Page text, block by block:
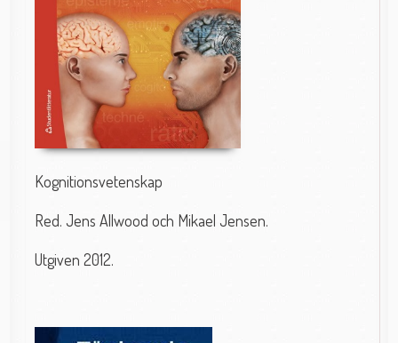
Kognitionsvetenskap
Red. Jens Allwood och Mikael Jensen.
Utgiven 2012.